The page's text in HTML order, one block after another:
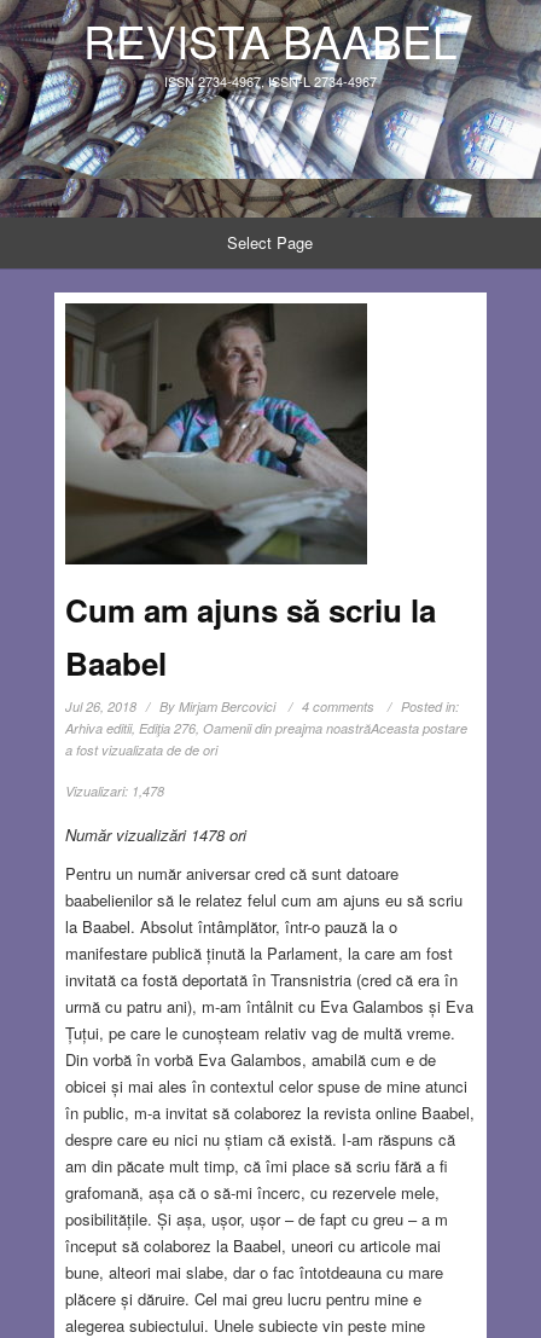
REVISTA BAABEL
ISSN 2734-4967, ISSN-L 2734-4967
Select Page
Cum am ajuns să scriu la
Baabel
Jul 26, 2018 By Mirjam Bercovici 4 comments
Posted in:
Arhiva editii, Ediţia 276, Oamenii din preajma noastrăAceasta postare
a fost vizualizata de de ori
Vizualizari: 1,478
Număr vizualizări 1478 ori
Pentru un număr aniversar cred că sunt datoare
baabelienilor să le relatez felul cum am ajuns eu să scriu
la Baabel. Absolut întâmplător, într-o pauză la o
manifestare publică ținută la Parlament, la care am fost
invitată ca fostă deportată în Transnistria (cred că era în
urmă cu patru ani), m-am întâlnit cu Eva Galambos și Eva
Țuțui, pe care le cunoșteam relativ vag de multă vreme.
Din vorbă în vorbă Eva Galambos, amabilă cum e de
obicei și mai ales în contextul celor spuse de mine atunci
în public, m-a invitat să colaborez la revista online Baabel,
despre care eu nici nu știam că există. I-am răspuns că
am din păcate mult timp, că îmi place să scriu fără a fi
grafomană, așa că o să-mi încerc, cu rezervele mele,
posibilitățile. Și așa, ușor, ușor – de fapt cu greu – a m
început să colaborez la Baabel, uneori cu articole mai
bune, alteori mai slabe, dar o fac întotdeauna cu mare
plăcere și dăruire. Cel mai greu lucru pentru mine e
alegerea subiectului. Unele subiecte vin peste mine